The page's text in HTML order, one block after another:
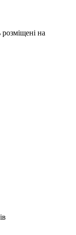
на